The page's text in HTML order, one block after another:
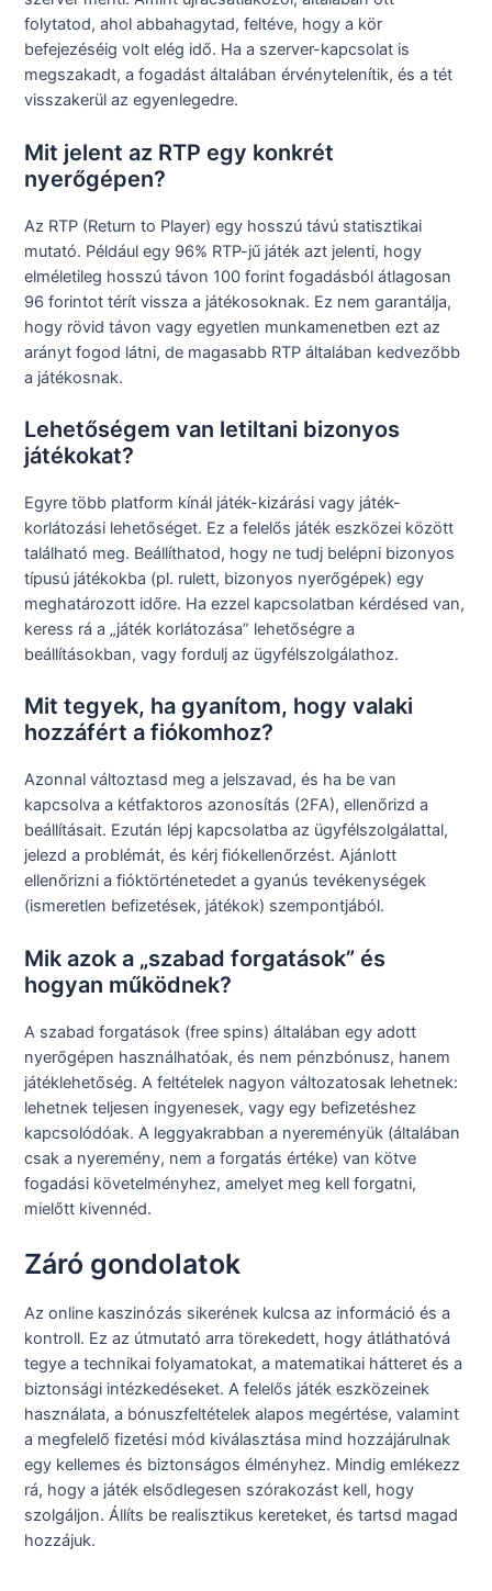
folytatod, ahol abbahagytad, feltéve, hogy a kör
befejezéséig volt elég idő. Ha a szerver-kapcsolat is
megszakadt, a fogadást általában érvénytelenítik, és a tét
visszakerül az egyenlegedre.
Mit jelent az RTP egy konkrét
nyerőgépen?
Az RTP (Return to Player) egy hosszú távú statisztikai
mutató. Például egy 96% RTP-jű játék azt jelenti, hogy
elméletileg hosszú távon 100 forint fogadásból átlagosan
96 forintot térít vissza a játékosoknak. Ez nem garantálja,
hogy rövid távon vagy egyetlen munkamenetben ezt az
arányt fogod látni, de magasabb RTP általában kedvezőbb
a játékosnak.
Lehetőségem van letiltani bizonyos
játékokat?
Egyre több platform kínál játék-kizárási vagy játék-
korlátozási lehetőséget. Ez a felelős játék eszközei között
található meg. Beállíthatod, hogy ne tudj belépni bizonyos
típusú játékokba (pl. rulett, bizonyos nyerőgépek) egy
meghatározott időre. Ha ezzel kapcsolatban kérdésed van,
keress rá a „játék korlátozása” lehetőségre a
beállításokban, vagy fordulj az ügyfélszolgálathoz.
Mit tegyek, ha gyanítom, hogy valaki
hozzáfért a fiókomhoz?
Azonnal változtasd meg a jelszavad, és ha be van
kapcsolva a kétfaktoros azonosítás (2FA), ellenőrizd a
beállításait. Ezután lépj kapcsolatba az ügyfélszolgálattal,
jelezd a problémát, és kérj fiókellenőrzést. Ajánlott
ellenőrizni a fióktörténetedet a gyanús tevékenységek
(ismeretlen befizetések, játékok) szempontjából.
Mik azok a „szabad forgatások” és
hogyan működnek?
A szabad forgatások (free spins) általában egy adott
nyerőgépen használhatóak, és nem pénzbónusz, hanem
játéklehetőség. A feltételek nagyon változatosak lehetnek:
lehetnek teljesen ingyenesek, vagy egy befizetéshez
kapcsolódóak. A leggyakrabban a nyereményük (általában
csak a nyeremény, nem a forgatás értéke) van kötve
fogadási követelményhez, amelyet meg kell forgatni,
mielőtt kivennéd.
Záró gondolatok
Az online kaszinózás sikerének kulcsa az információ és a
kontroll. Ez az útmutató arra törekedett, hogy átláthatóvá
tegye a technikai folyamatokat, a matematikai hátteret és a
biztonsági intézkedéseket. A felelős játék eszközeinek
használata, a bónuszfeltételek alapos megértése, valamint
a megfelelő fizetési mód kiválasztása mind hozzájárulnak
egy kellemes és biztonságos élményhez. Mindig emlékezz
rá, hogy a játék elsődlegesen szórakozást kell, hogy
szolgáljon. Állíts be realisztikus kereteket, és tartsd magad
hozzájuk.